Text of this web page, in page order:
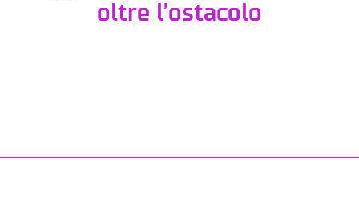
oltre l’ostacolo